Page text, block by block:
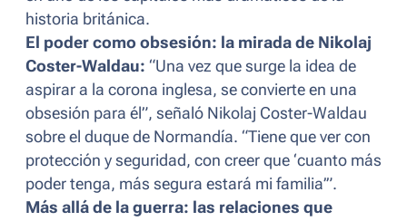
historia británica.
El poder como obsesión: la mirada de Nikolaj
Coster-Waldau: “Una vez que surge la idea de
aspirar a la corona inglesa, se convierte en una
obsesión para él”, señaló Nikolaj Coster-Waldau
sobre el duque de Normandía. “Tiene que ver con
protección y seguridad, con creer que ‘cuanto más
poder tenga, más segura estará mi familia’”.
Más allá de la guerra: las relaciones que